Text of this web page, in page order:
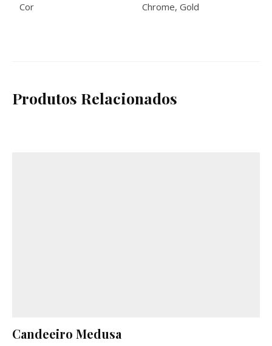
Cor Chrome, Gold
Produtos Relacionados
Candeeiro Medusa